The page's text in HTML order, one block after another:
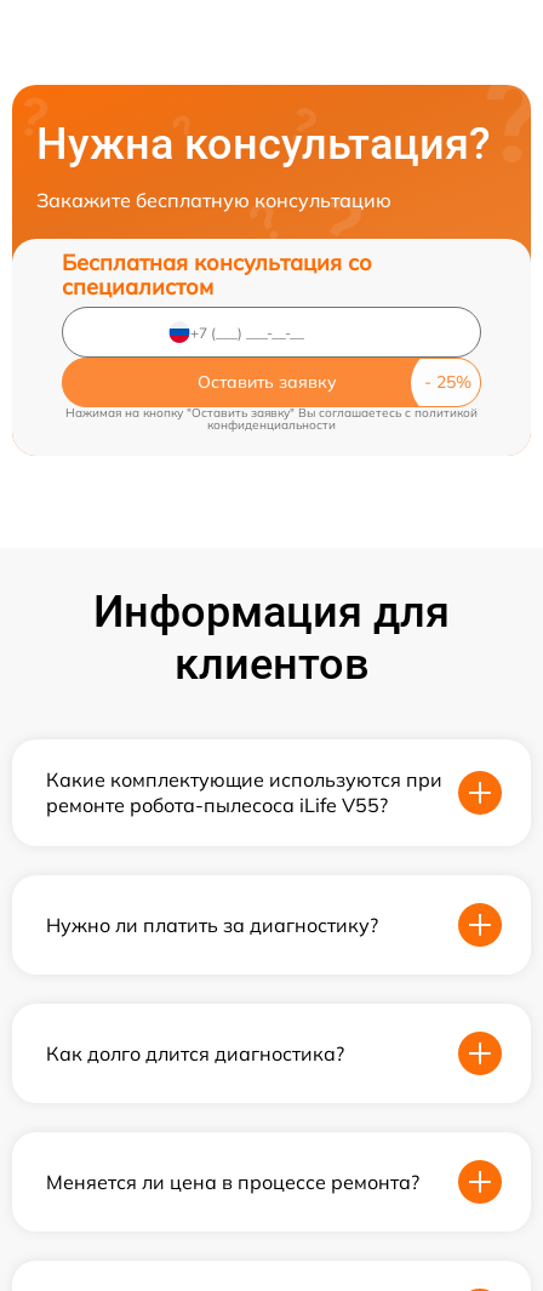
Нужна консультация?
Закажите бесплатную консультацию
Бесплатная консультация со
специалистом
Оставить заявку
Нажимая на кнопку "Оставить заявку" Вы соглашаетесь c политикой
конфиденциальности
Информация для
клиентов
Какие комплектующие используются при
ремонте робота-пылесоса iLife V55?
Нужно ли платить за диагностику?
Как долго длится диагностика?
Меняется ли цена в процессе ремонта?